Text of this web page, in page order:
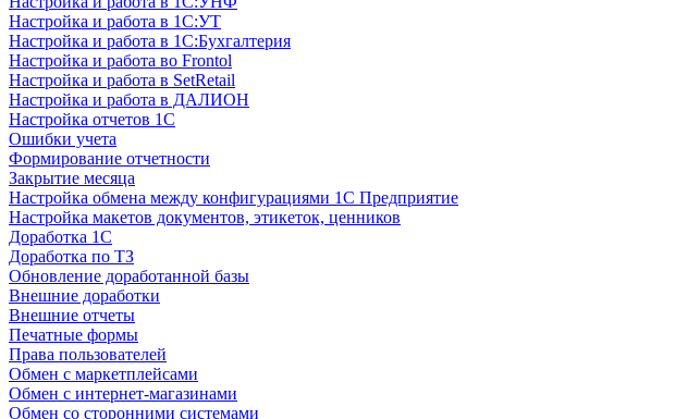
Настройка и работа в 1С:УТ
Настройка и работа в 1С:Бухгалтерия
Настройка и работа во Frontol
Настройка и работа в SetRetail
Настройка и работа в ДАЛИОН
Настройка отчетов 1С
Ошибки учета
Формирование отчетности
Закрытие месяца
Настройка обмена между конфигурациями 1С Предприятие
Настройка макетов документов, этикеток, ценников
Доработка 1С
Доработка по ТЗ
Обновление доработанной базы
Внешние доработки
Внешние отчеты
Печатные формы
Права пользователей
Обмен с маркетплейсами
Обмен с интернет-магазинами
Обмен со сторонними системами